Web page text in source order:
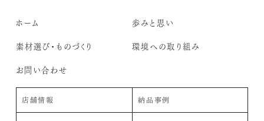
ホーム 歩みと思い
素材選び・ものづくり 環境への取り組み
お問い合わせ
店舗情報 納品事例